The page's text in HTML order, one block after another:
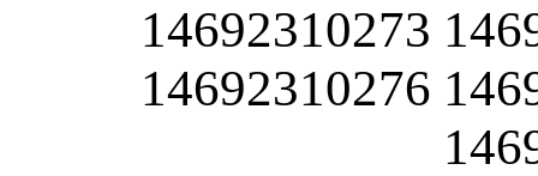
14692310273
14692310276